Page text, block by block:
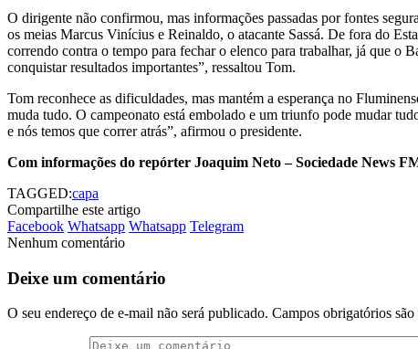
O dirigente não confirmou, mas informações passadas por fontes
os meias Marcus Vinícius e Reinaldo, o atacante Sassá. De fora do
correndo contra o tempo para fechar o elenco para trabalhar, já que o
conquistar resultados importantes”, ressaltou Tom.
Tom reconhece as dificuldades, mas mantém a esperança no
muda tudo. O campeonato está embolado e um triunfo pode mudar
e nós temos que correr atrás”, afirmou o presidente.
Com informações do repórter Joaquim Neto – Sociedade News
TAGGED:capa
Compartilhe este artigo
Facebook Whatsapp Whatsapp Telegram
Nenhum comentário
Deixe um comentário
O seu endereço de e-mail não será publicado. Campos obrigatórios